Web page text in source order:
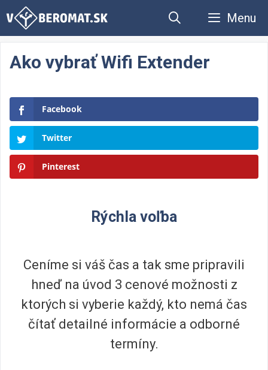
Preskočiť
Menu
Ako vybrať Wifi Extender
Facebook
Twitter
Pinterest
Rýchla voľba
Ceníme si váš čas a tak sme pripravili
hneď na úvod 3 cenové možnosti z
ktorých si vyberie každý, kto nemá čas
čítať detailné informácie a odborné
termíny.